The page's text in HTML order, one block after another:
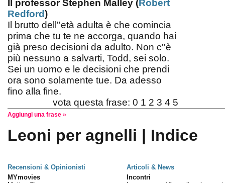
Il professor Stephen Malley ( Robert
Redford)
Il brutto dell''età adulta è che comincia
prima che tu te ne accorga, quando hai
già preso decisioni da adulto. Non c''è
più nessuno a salvarti, Todd, sei solo.
Sei un uomo e le decisioni che prendi
ora sono solamente tue. Da adesso
fino alla fine.
vota questa frase: 0 1 2 3 4 5
Aggiungi una frase »
Leoni per agnelli | Indice
Recensioni & Opinionisti
Articoli & News
MYmovies
Incontri